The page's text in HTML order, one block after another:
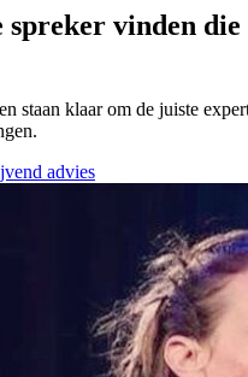
spreker vinden
staan klaar om de juiste
advies